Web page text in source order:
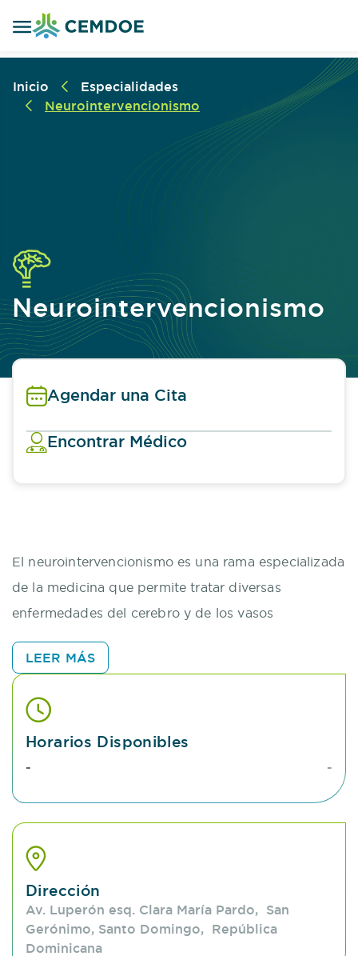
Inicio
Especialidades
Neurointervencionismo
Neurointervencionismo
Agendar una Cita
Encontrar Médico
El neurointervencionismo es una rama especializada
de la medicina que permite tratar diversas
enfermedades del cerebro y de los vasos
sanguíneos mediante procedimientos mínimamente
invasivos. Utilizando tecnología avanzada y
guiándose por imágenes en tiempo real, los
especialistas pueden acceder a las áreas afectadas
a través de pequeñas incisiones, ofreciendo
tratamientos precisos para aneurismas, accidentes
cerebrovasculares (ACV) y otras afecciones
recuperación más cortos.
LEER MÁS
Horarios Disponibles
- -
Dirección
Av. Luperón esq. Clara María Pardo, San
Gerónimo, Santo Domingo, República
Dominicana